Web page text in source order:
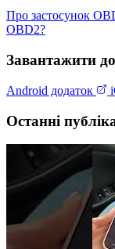
Про застосунок
OBD2?
Завантажити
Android додаток
Останні